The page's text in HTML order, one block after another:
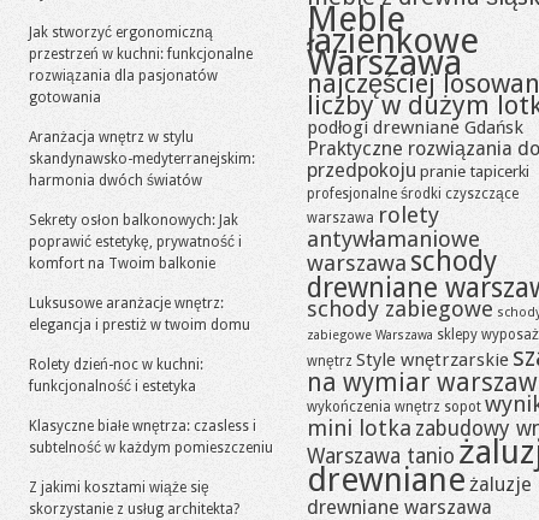
Jak stworzyć ergonomiczną
przestrzeń w kuchni: funkcjonalne
rozwiązania dla pasjonatów
gotowania
Aranżacja wnętrz w stylu
skandynawsko-medyterranejskim:
harmonia dwóch światów
Sekrety osłon balkonowych: Jak
poprawić estetykę, prywatność i
komfort na Twoim balkonie
Luksusowe aranżacje wnętrz:
elegancja i prestiż w twoim domu
Rolety dzień-noc w kuchni:
funkcjonalność i estetyka
Klasyczne białe wnętrza: czasless i
subtelność w każdym pomieszczeniu
Z jakimi kosztami wiąże się
skorzystanie z usług architekta?
Meble
łazienkowe
Warszawa
najczęściej
liczby w dużym
podłogi drewniane Gdańsk
Praktyczne rozwiązania do
przedpokoju pranie tapicerki
profesjonalne środki czyszczące
warszawa rolety
antywłamaniowe
warszawa schody
drewniane
schody zabiegowe
zabiegowe Warszawa sklepy
wnętrz Style wnętrzarskie
na wymiar
wykończenia wnętrz sopot
mini lotka zabudowy
Warszawa tanio
drewniane żaluzje
drewniane warszawa